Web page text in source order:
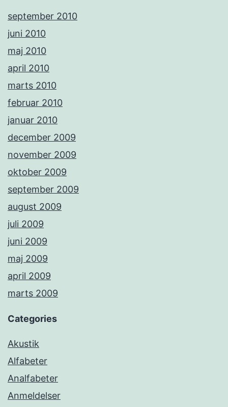
september 2010
juni 2010
maj 2010
april 2010
marts 2010
februar 2010
januar 2010
december 2009
november 2009
oktober 2009
september 2009
august 2009
juli 2009
juni 2009
maj 2009
april 2009
marts 2009
Categories
Akustik
Alfabeter
Analfabeter
Anmeldelser